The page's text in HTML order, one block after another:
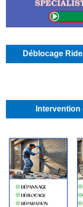
Déblocage